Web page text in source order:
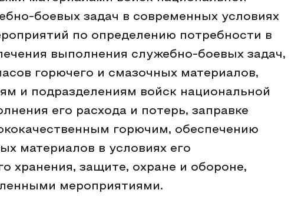
боевых задач в современных условиях
по определению потребности в
выполнения служебно-боевых задач,
горючего и смазочных материалов,
и подразделениям войск национальной
его расхода и потерь, заправке
горючим, обеспечению
материалов в условиях его
хранения, защите, охране и обороне,
мероприятиями.